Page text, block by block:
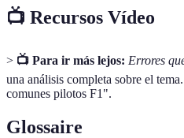
📺 Recursos Vídeo
> 📺 Para ir más lejos: Errores
una análisis completa sobre el
comunes pilotos F1".
Glossaire